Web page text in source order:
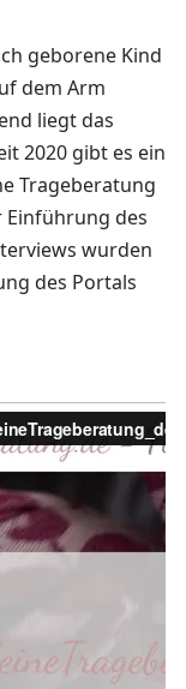
geborene Kind
dem Arm
liegt das
2020 gibt es ein
Trageberatung
Einführung des
wurden
des Portals